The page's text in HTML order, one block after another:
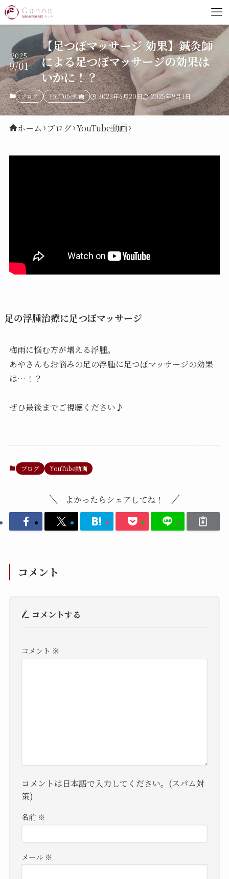
【足つぼマッサージ 効果】鍼灸師
による足つぼマッサージの効果は
いかに！？
2025
9/01
ブログ YouTube動画 2023年6月20日 2025年9月1日
ホーム ブログ YouTube動画
足の浮腫治療に足つぼマッサージ
梅雨に悩む方が増える浮腫。
あやさんもお悩みの足の浮腫に足つぼマッサージの効果
は…！？
ぜひ最後までご視聴ください♪
ブログ YouTube動画
よかったらシェアしてね！
コメント
コメントする
コメント ※
コメントは日本語で入力してください。(スパム対
策)
名前 ※
メール ※